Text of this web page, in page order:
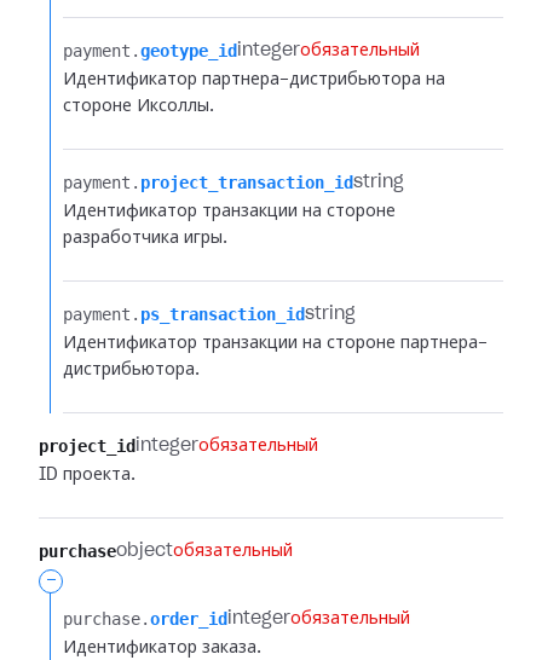
payment.​geotype_id integerобязательный
Идентификатор партнера-дистрибьютора на
стороне Иксоллы.
payment.​ project_transaction_idstring
Идентификатор транзакции на стороне
разработчика игры.
payment.​ ps_transaction_idstring
Идентификатор транзакции на стороне партнера-
дистрибьютора.
project_id integerобязательный
ID проекта.
purchaseobjectобязательный
-
purchase.​order_id integerобязательный
Идентификатор заказа.